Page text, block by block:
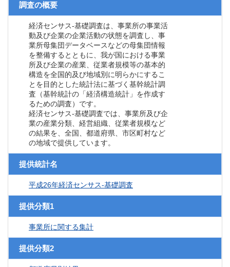
調査の概要
経済センサス‐基礎調査は、事業所の事業活
動及び企業の企業活動の状態を調査し、事
業所母集団データベースなどの母集団情報
を整備するとともに、我が国における事業
所及び企業の産業、従業者規模等の基本的
構造を全国的及び地域別に明らかにするこ
とを目的とした統計法に基づく基幹統計調
査（基幹統計の「経済構造統計」を作成す
るための調査）です。
経済センサス‐基礎調査では、事業所及び企
業の産業分類、経営組織、従業者規模など
の結果を、全国、都道府県、市区町村など
の地域で提供しています。
提供統計名
平成26年経済センサス‐基礎調査
提供分類1
事業所に関する集計
提供分類2